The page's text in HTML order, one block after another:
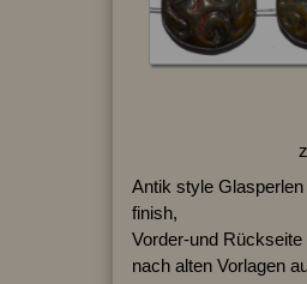
Antik style
finish,
Vorder-und Rückseite
nach alten Vorlagen